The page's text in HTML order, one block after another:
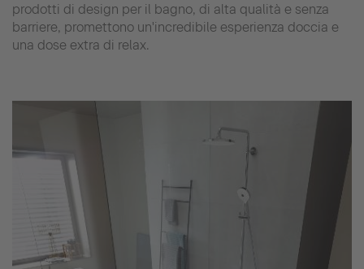
prodotti di design per il bagno, di alta qualità e senza
barriere, promettono un'incredibile esperienza doccia e
una dose extra di relax.